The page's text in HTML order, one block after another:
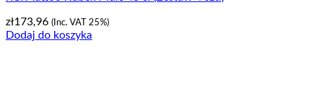
zł173,96 (Inc. VAT 25%)
Dodaj do koszyka